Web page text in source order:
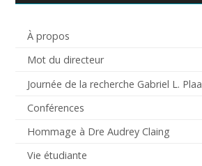
À propos
Mot du directeur
Journée de la recherche Gabriel L. Plaa
Conférences
Hommage à Dre Audrey Claing
Vie étudiante